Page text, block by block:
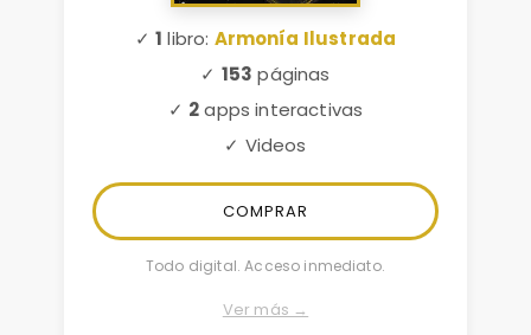
✓1 libro: Armonía Ilustrada
✓ 153 páginas
✓ 2apps interactivas
✓ Videos
COMPRAR
Todo digital. Acceso inmediato.
Ver más →